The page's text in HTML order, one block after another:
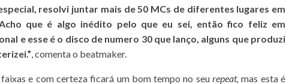
resolvi juntar mais de 50 MCs de diferentes lugares em
que é algo inédito pelo que eu sei, então fico feliz em
e esse é o disco de numero 30 que lanço, alguns que produzi
, comenta o beatmaker.
e com certeza ficará um bom tempo no seurepeat,mas esta é